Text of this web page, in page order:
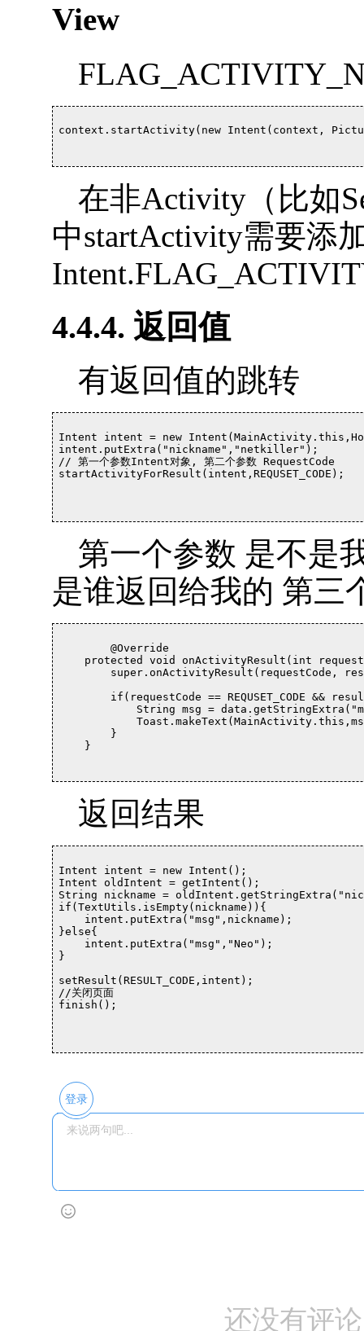
View
context.startActivity(new Intent(context,
在非Activity（比如
中startActivity需要添
4.4.4. 返回值
有返回值的跳转
Intent intent = new
intent.putExtra("nickname","netkiller");
// 第一个参数Intent对象, 第二个参数 RequestCode
startActivityForResult(intent,REQUSET_CODE);
第一个参数 是不是
是谁返回给我的 第三
protected void onActivityResult(int
super.onActivityResult(requestCode,
if(requestCode == REQUSET_CODE &&
String msg =
        }
    }
返回结果
Intent intent = new Intent();
Intent oldIntent = getIntent();
String nickname =
if(TextUtils.isEmpty(nickname)){
    intent.putExtra("msg",nickname);
}else{
    intent.putExtra("msg","Neo");
}
setResult(RESULT_CODE,intent);
//关闭页面
finish();
登录
还没有评